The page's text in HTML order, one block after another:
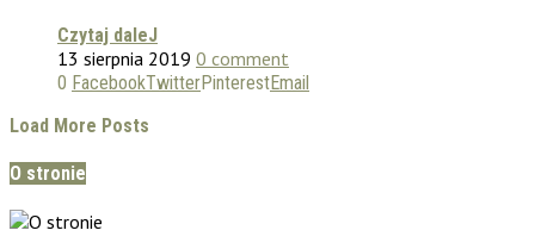
Czytaj daleJ
13 sierpnia 2019 0 comment
0 FacebookTwitterPinterestEmail
Load More Posts
O stronie